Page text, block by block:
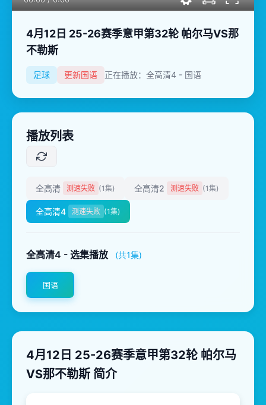
4月12日 25-26赛季意甲第32轮 帕尔马VS那
不勒斯
足球 更新国语 正在播放：全高清4 - 国语
播放列表
全高清 测速失败 (1集) 全高清2 测速失败 (1集)
全高清4 测速失败 (1集)
全高清4 - 选集播放 (共1集)
国语
4月12日 25-26赛季意甲第32轮 帕尔马
VS那不勒斯 简介